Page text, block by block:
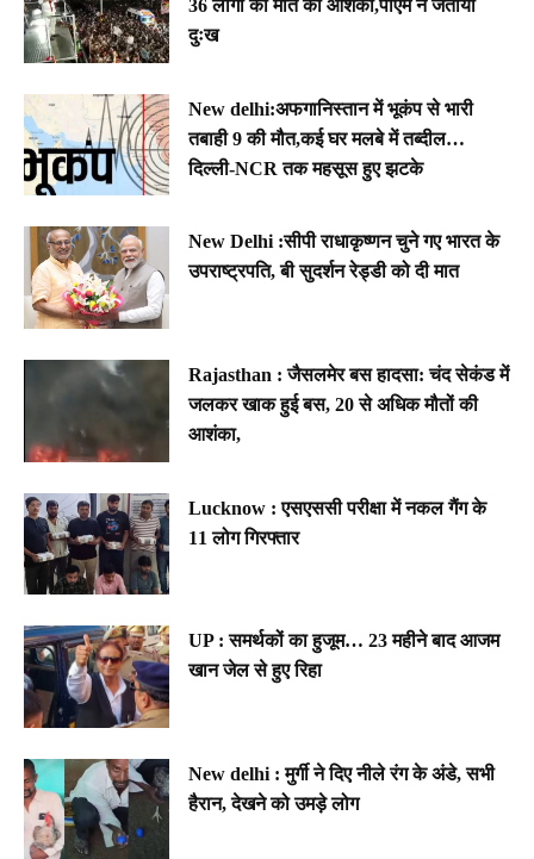
36 लोगों की मौत की आशंका,पीएम ने जताया
दुःख
New delhi:अफगानिस्तान में भूकंप से भारी
तबाही 9 की मौत,कई घर मलबे में तब्दील…
दिल्ली-NCR तक महसूस हुए झटके
New Delhi :सीपी राधाकृष्णन चुने गए भारत के
उपराष्ट्रपति, बी सुदर्शन रेड्डी को दी मात
Rajasthan : जैसलमेर बस हादसा: चंद सेकंड में
जलकर खाक हुई बस, 20 से अधिक मौतों की
आशंका,
Lucknow : एसएससी परीक्षा में नकल गैंग के
11 लोग गिरफ्तार
UP : समर्थकों का हुजूम… 23 महीने बाद आजम
खान जेल से हुए रिहा
New delhi : मुर्गी ने दिए नीले रंग के अंडे, सभी
हैरान, देखने को उमड़े लोग